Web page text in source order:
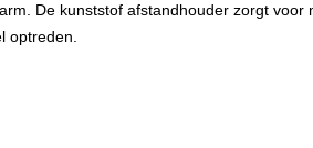
De kunststof afstandhouder zorgt
optreden.